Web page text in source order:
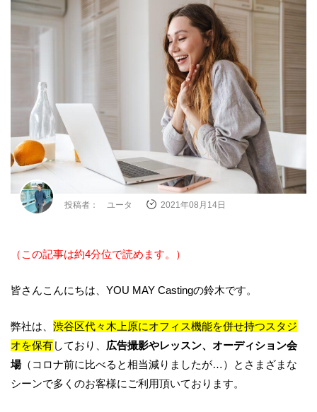
投稿者： ユータ 2021年08月14日
（この記事は約4分位で読めます。）
皆さんこんにちは、 YOU MAY Castingの鈴木です。
弊社は、 渋谷区代々木上原にオフィス機能を併せ持つスタジ
オを保有しており、 広告撮影やレッスン、オーディション会
場（コロナ前に比べると相当減りましたが… ）とさまざまな
シーンで多くのお客様にご利用頂いております。